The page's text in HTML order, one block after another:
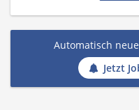
Automatisch
Jetzt